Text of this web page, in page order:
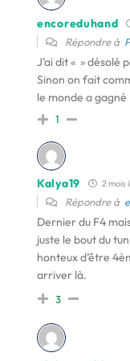
encoreduhand
Répondre à
J’ai dit « » désolé
Sinon on fait
le monde a
1
Kalya19 2 mois
Répondre à
Dernier du F4
juste le bout du
honteux d’être
arriver là.
3